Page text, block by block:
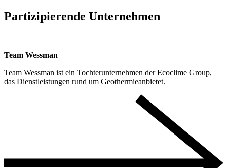
Partizipierende Unternehmen
Team Wessman
Team Wessman ist ein Tochterunternehmen der Ecoclime Group,
das Dienstleistungen rund um Geothermieanbietet.